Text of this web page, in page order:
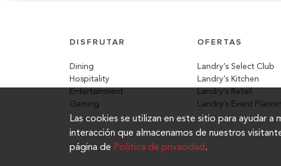
DISFRUTAR
Dining
Hospitality
Entertainment
Gaming
OFERTAS
Landry’s Select Club
Landry’s Kitchen
Landry’s Retail
Landry’s Event
Las cookies se utilizan en este sitio para ayudar
interacción que almacenamos de nuestros
página de Política de privacidad.